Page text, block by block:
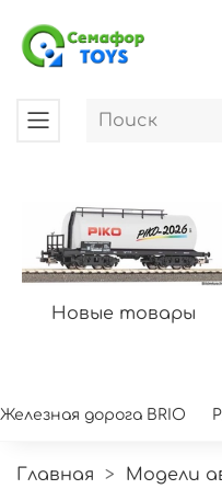
Новые товары
Железная дорога BRIO
Главная
Модели